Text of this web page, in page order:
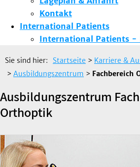
Kontakt
International Patients
International Patients -
Sie sind hier: Startseite > Karriere &
> Ausbildungszentrum > Fachbereich
Ausbildungszentrum
Orthoptik